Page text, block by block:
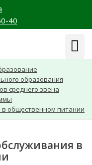
40
образования
среднего звена
в общественном питании
в